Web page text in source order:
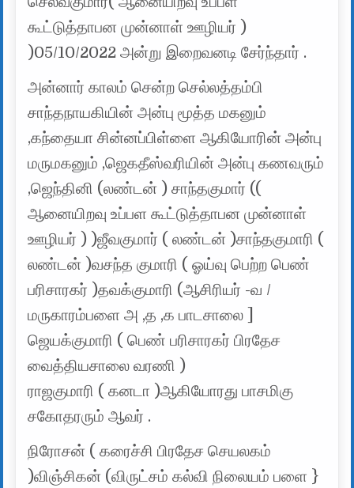
கூட்டுத்தாபன முன்னாள் ஊழியர் )
)05/10/2022 அன்று இறைவனடி சேர்ந்தார் .
அன்னார் காலம் சென்ற செல்லத்தம்பி
சாந்தநாயகியின் அன்பு மூத்த மகனும்
,கந்தையா சின்னப்பிள்ளை ஆகியோரின் அன்பு
மருமகனும் ,ஜெகதீஸ்வரியின் அன்பு கணவரும்
,ஜெந்தினி (லண்டன் ) சாந்தகுமார் ((
ஆனையிறவு உப்பள கூட்டுத்தாபன முன்னாள்
ஊழியர் ) )ஜீவகுமார் ( லண்டன் )சாந்தகுமாரி (
லண்டன் )வசந்த குமாரி ( ஓய்வு பெற்ற பெண்
பரிசாரகர் )தவக்குமாரி (ஆசிரியர் -வ /
மருகாரம்பளை அ ,த ,க பாடசாலை ]
ஜெயக்குமாரி ( பெண் பரிசாரகர் பிரதேச
வைத்தியசாலை வரணி )
ராஜகுமாரி ( கனடா )ஆகியோரது பாசமிகு
சகோதரரும் ஆவர் .
நிரோசன் ( கரைச்சி பிரதேச செயலகம்
)விஞ்சிகன் (விருட்சம் கல்வி நிலையம் பளை }